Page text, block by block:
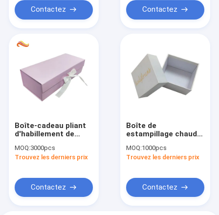
Contactez
parfumContactez
Boîte-cadeau pliant
d'habillement de
magnétique faite sur
commande
MOQ:3000pcs
Trouvez les derniers prix
Contactez
Boîte de
estampillage chaude
carton de la base
21x7x5.5cm de
MOQ:1000pcs
Trouvez les derniers prix
Contactez